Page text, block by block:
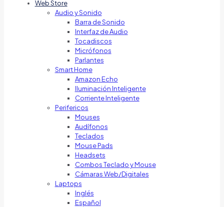
Web Store
Audio y Sonido
Barra de Sonido
Interfaz de Audio
Tocadiscos
Micrófonos
Parlantes
Smart Home
Amazon Echo
Iluminación Inteligente
Corriente Inteligente
Perifericos
Mouses
Audífonos
Teclados
Mouse Pads
Headsets
Combos Teclado y Mouse
Cámaras Web/Digitales
Laptops
Inglés
Español